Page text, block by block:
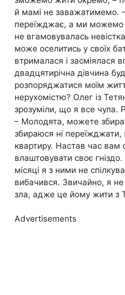
й мамі не заважатимемо.
переїжджає, а ми можемо
не вгамовувалась
може оселитись у своїх
втрималася і засміялася
двадцятирічна дівчина
розпоряджатися моїм
нерухомістю? Олег із
зрозуміли, що я все чула.
– Молодята, можете
збираюся ні переїжджати,
квартиру. Настав час вам
влаштовувати своє
місяці я з ними не
вибачився. Звичайно, я
зла, адже це йому жити з
Advertisements